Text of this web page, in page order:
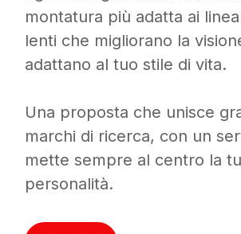
montatura più adatta ai
lenti che migliorano la
adattano al tuo stile di vita.
Una proposta che unisce
marchi di ricerca, con un
mette sempre al centro la
personalità.